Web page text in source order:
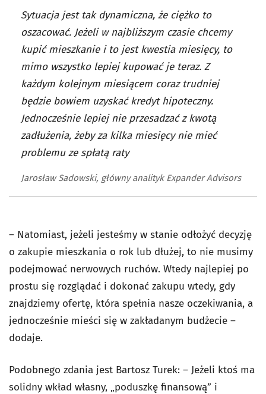
Sytuacja jest tak dynamiczna, że ciężko to
oszacować. Jeżeli w najbliższym czasie chcemy
kupić mieszkanie i to jest kwestia miesięcy, to
mimo wszystko lepiej kupować je teraz. Z
każdym kolejnym miesiącem coraz trudniej
będzie bowiem uzyskać kredyt hipoteczny.
Jednocześnie lepiej nie przesadzać z kwotą
zadłużenia, żeby za kilka miesięcy nie mieć
problemu ze spłatą raty
Jarosław Sadowski, główny analityk Expander Advisors
– Natomiast, jeżeli jesteśmy w stanie odłożyć decyzję
o zakupie mieszkania o rok lub dłużej, to nie musimy
podejmować nerwowych ruchów. Wtedy najlepiej po
prostu się rozglądać i dokonać zakupu wtedy, gdy
znajdziemy ofertę, która spełnia nasze oczekiwania, a
jednocześnie mieści się w zakładanym budżecie –
dodaje.
Podobnego zdania jest Bartosz Turek: – Jeżeli ktoś ma
solidny wkład własny, „poduszkę finansową” i